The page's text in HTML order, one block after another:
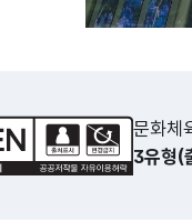
문화체
3유형(